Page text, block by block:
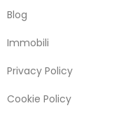
Blog
Immobili
Privacy Policy
Cookie Policy